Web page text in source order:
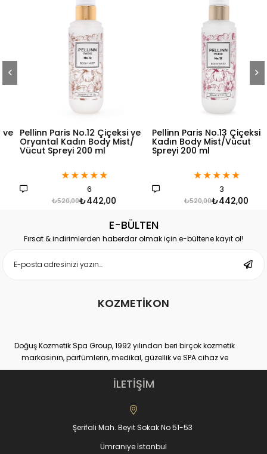
Pellinn Paris No.12 Çiçeksi ve
Oryantal Kadın Body Mist/
Vücut Spreyi 200 ml
★★★★
₺442,00
₺520,00
Pellinn Paris No.13 Çiçeksi
Kadın Body Mist/Vücut
Spreyi 200 ml
★★★★
₺442,00
₺520,00
E-BÜLTEN
Fırsat & indirimlerden haberdar olmak için e-bültene kayıt ol!
KOZMETİKON
Doğuş Kozmetik Spa Group, 1992 yılından beri birçok kozmetik
markasının, parfümlerin, medikal, güzellik ve SPA cihaz ve
ekipmanlarının hem distribütörlüğünü hem de üretimini yapan
yurtiçi ve yurtdışı binlerce müşteri sayısına ulaşmış, kendi
sektöründe Dünya lideri kuruluşlardan bir tanesidir.
www.kozmetikON.com
ürünler alışveriş sitesiyle, %100 müşteri memnuniyeti ve kaliteli ürün
gamıyla 2013 yılında hizmet vermeye başlamıştır. KozmetikON e-
ticaret sitesinde satılan tüm kozmetik markalar Doğuş SPA
İLETİŞİM
Şerifali Mah. Beyit Sokak No 51-53
Ümraniye İstanbul